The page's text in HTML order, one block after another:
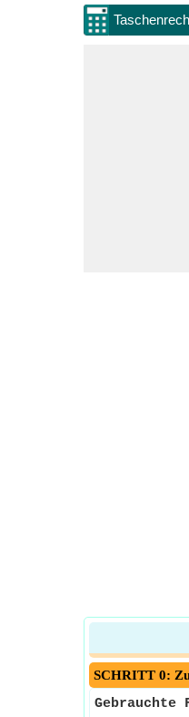
SCHRITT 0:
Gebrauchte